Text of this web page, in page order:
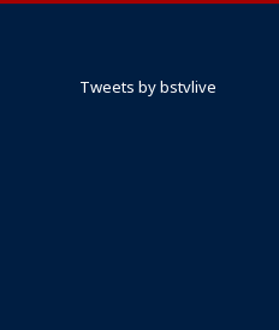
Tweets by bstvlive